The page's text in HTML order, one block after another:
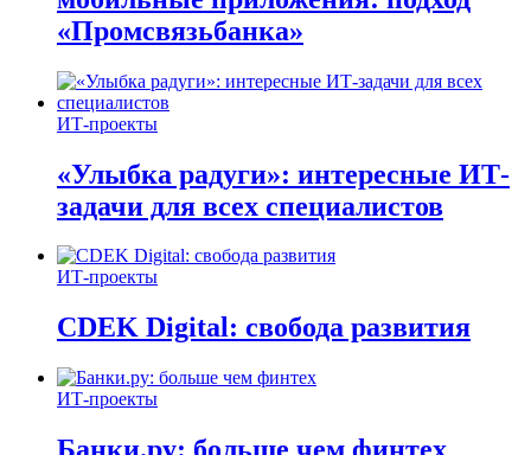
«Промсвязьбанка»
ИТ-проекты
«Улыбка радуги»: интересные ИТ-
задачи для всех специалистов
ИТ-проекты
CDEK Digital: свобода развития
ИТ-проекты